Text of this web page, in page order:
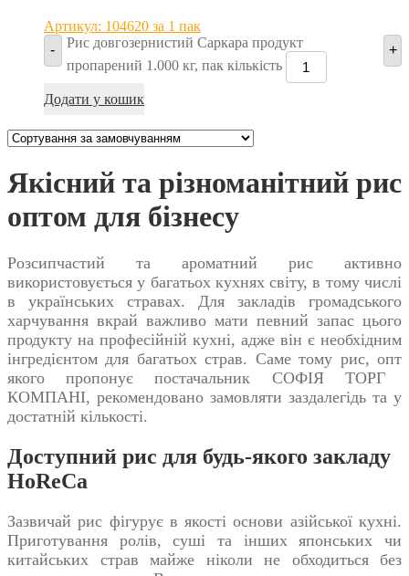
Артикул: 104620 за 1 пак
-
Рис довгозернистий Саркара продукт
пропарений 1.000 кг, пак кількість
+
Додати у кошик
Якісний та різноманітний рис
оптом для бізнесу
Розсипчастий та ароматний рис активно
використовується у багатьох кухнях світу, в тому числі
в українських стравах. Для закладів громадського
харчування вкрай важливо мати певний запас цього
продукту на професійній кухні, адже він є необхідним
інгредієнтом для багатьох страв. Саме тому рис, опт
якого пропонує постачальник СОФІЯ ТОРГ
КОМПАНІ, рекомендовано замовляти заздалегідь та у
достатній кількості.
Доступний рис для будь-якого закладу
HoReCa
Зазвичай рис фігурує в якості основи азійської кухні.
Приготування ролів, суші та інших японських чи
китайських страв майже ніколи не обходиться без